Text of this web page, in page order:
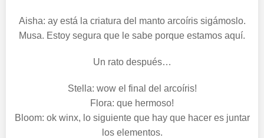
Aisha: ay está la criatura del manto arcoíris sigámoslo.
Musa. Estoy segura que le sabe porque estamos aquí.
Un rato después…
Stella: wow el final del arcoíris!
Flora: que hermoso!
Bloom: ok winx, lo siguiente que hay que hacer es juntar
los elementos.